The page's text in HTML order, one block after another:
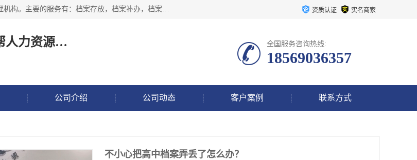
长沙毕业帮人力资源咨询有限责任公司是一家拥有8年多经验的人事服务代理机构。主要的服务有：档案存放，档案补办，档案激活，档案查询，档案查找，档案托管，档案调取，档案异地代办，档案异常处理 等；提供毕业档案处理、人事档案服务、商务代理代办、个人档案等服务，同时办事过程全程与客户沟通，确保真实、安全、可靠！ 资质认证 实名商家
长沙高新技术产业开发区毕业帮人力资源咨询有限责任公司 全国服务咨询热线:
18569036357
公司介绍 公司动态 客户案例 联系方式
不小心把高中档案弄丢了怎么办？